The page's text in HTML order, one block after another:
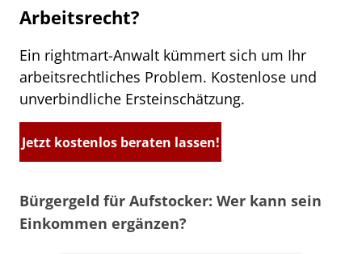
Arbeitsrecht?
Ein rightmart-Anwalt kümmert sich um Ihr
arbeitsrechtliches Problem. Kostenlose und
unverbindliche Ersteinschätzung.
Jetzt kostenlos beraten lassen!
Bürgergeld für Aufstocker: Wer kann sein
Einkommen ergänzen?